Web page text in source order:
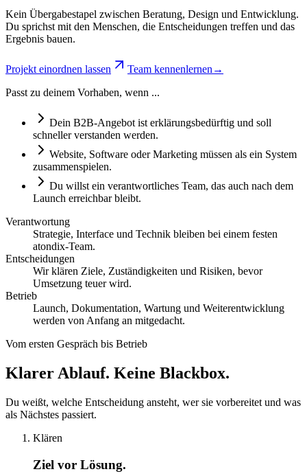
Kein Übergabestapel zwischen Beratung, Design und Entwicklung.
Du sprichst mit den Menschen, die Entscheidungen treffen und das
Ergebnis bauen.
Projekt einordnen lassen Team kennenlernen →
Passt zu deinem Vorhaben, wenn ...
Dein B2B-Angebot ist erklärungsbedürftig und soll
schneller verstanden werden.
Website, Software oder Marketing müssen als ein System
zusammenspielen.
Du willst ein verantwortliches Team, das auch nach dem
Launch erreichbar bleibt.
Verantwortung
Strategie, Interface und Technik bleiben bei einem festen
atondix-Team.
Entscheidungen
Wir klären Ziele, Zuständigkeiten und Risiken, bevor
Umsetzung teuer wird.
Betrieb
Launch, Dokumentation, Wartung und Weiterentwicklung
werden von Anfang an mitgedacht.
Vom ersten Gespräch bis Betrieb
Klarer Ablauf. Keine Blackbox.
Du weißt, welche Entscheidung ansteht, wer sie vorbereitet und was
als Nächstes passiert.
Klären
Ziel vor Lösung.